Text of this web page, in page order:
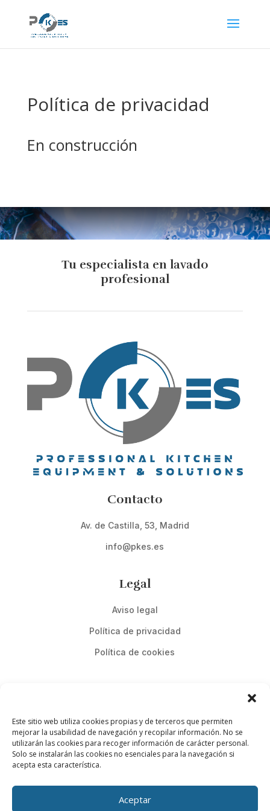
Este sitio web utiliza cookies propias y de terceros que permiten
mejorar la usabilidad de navegación y recopilar información. No se
utilizarán las cookies para recoger información de carácter personal.
Solo se instalarán las cookies no esenciales para la navegación si
acepta esta característica.
Aceptar
Política de privacidad
En construcción
Tu especialista en lavado
profesional
Contacto
Av. de Castilla, 53, Madrid
info@pkes.es
Legal
Aviso legal
Política de privacidad
Política de cookies
Diseño web: